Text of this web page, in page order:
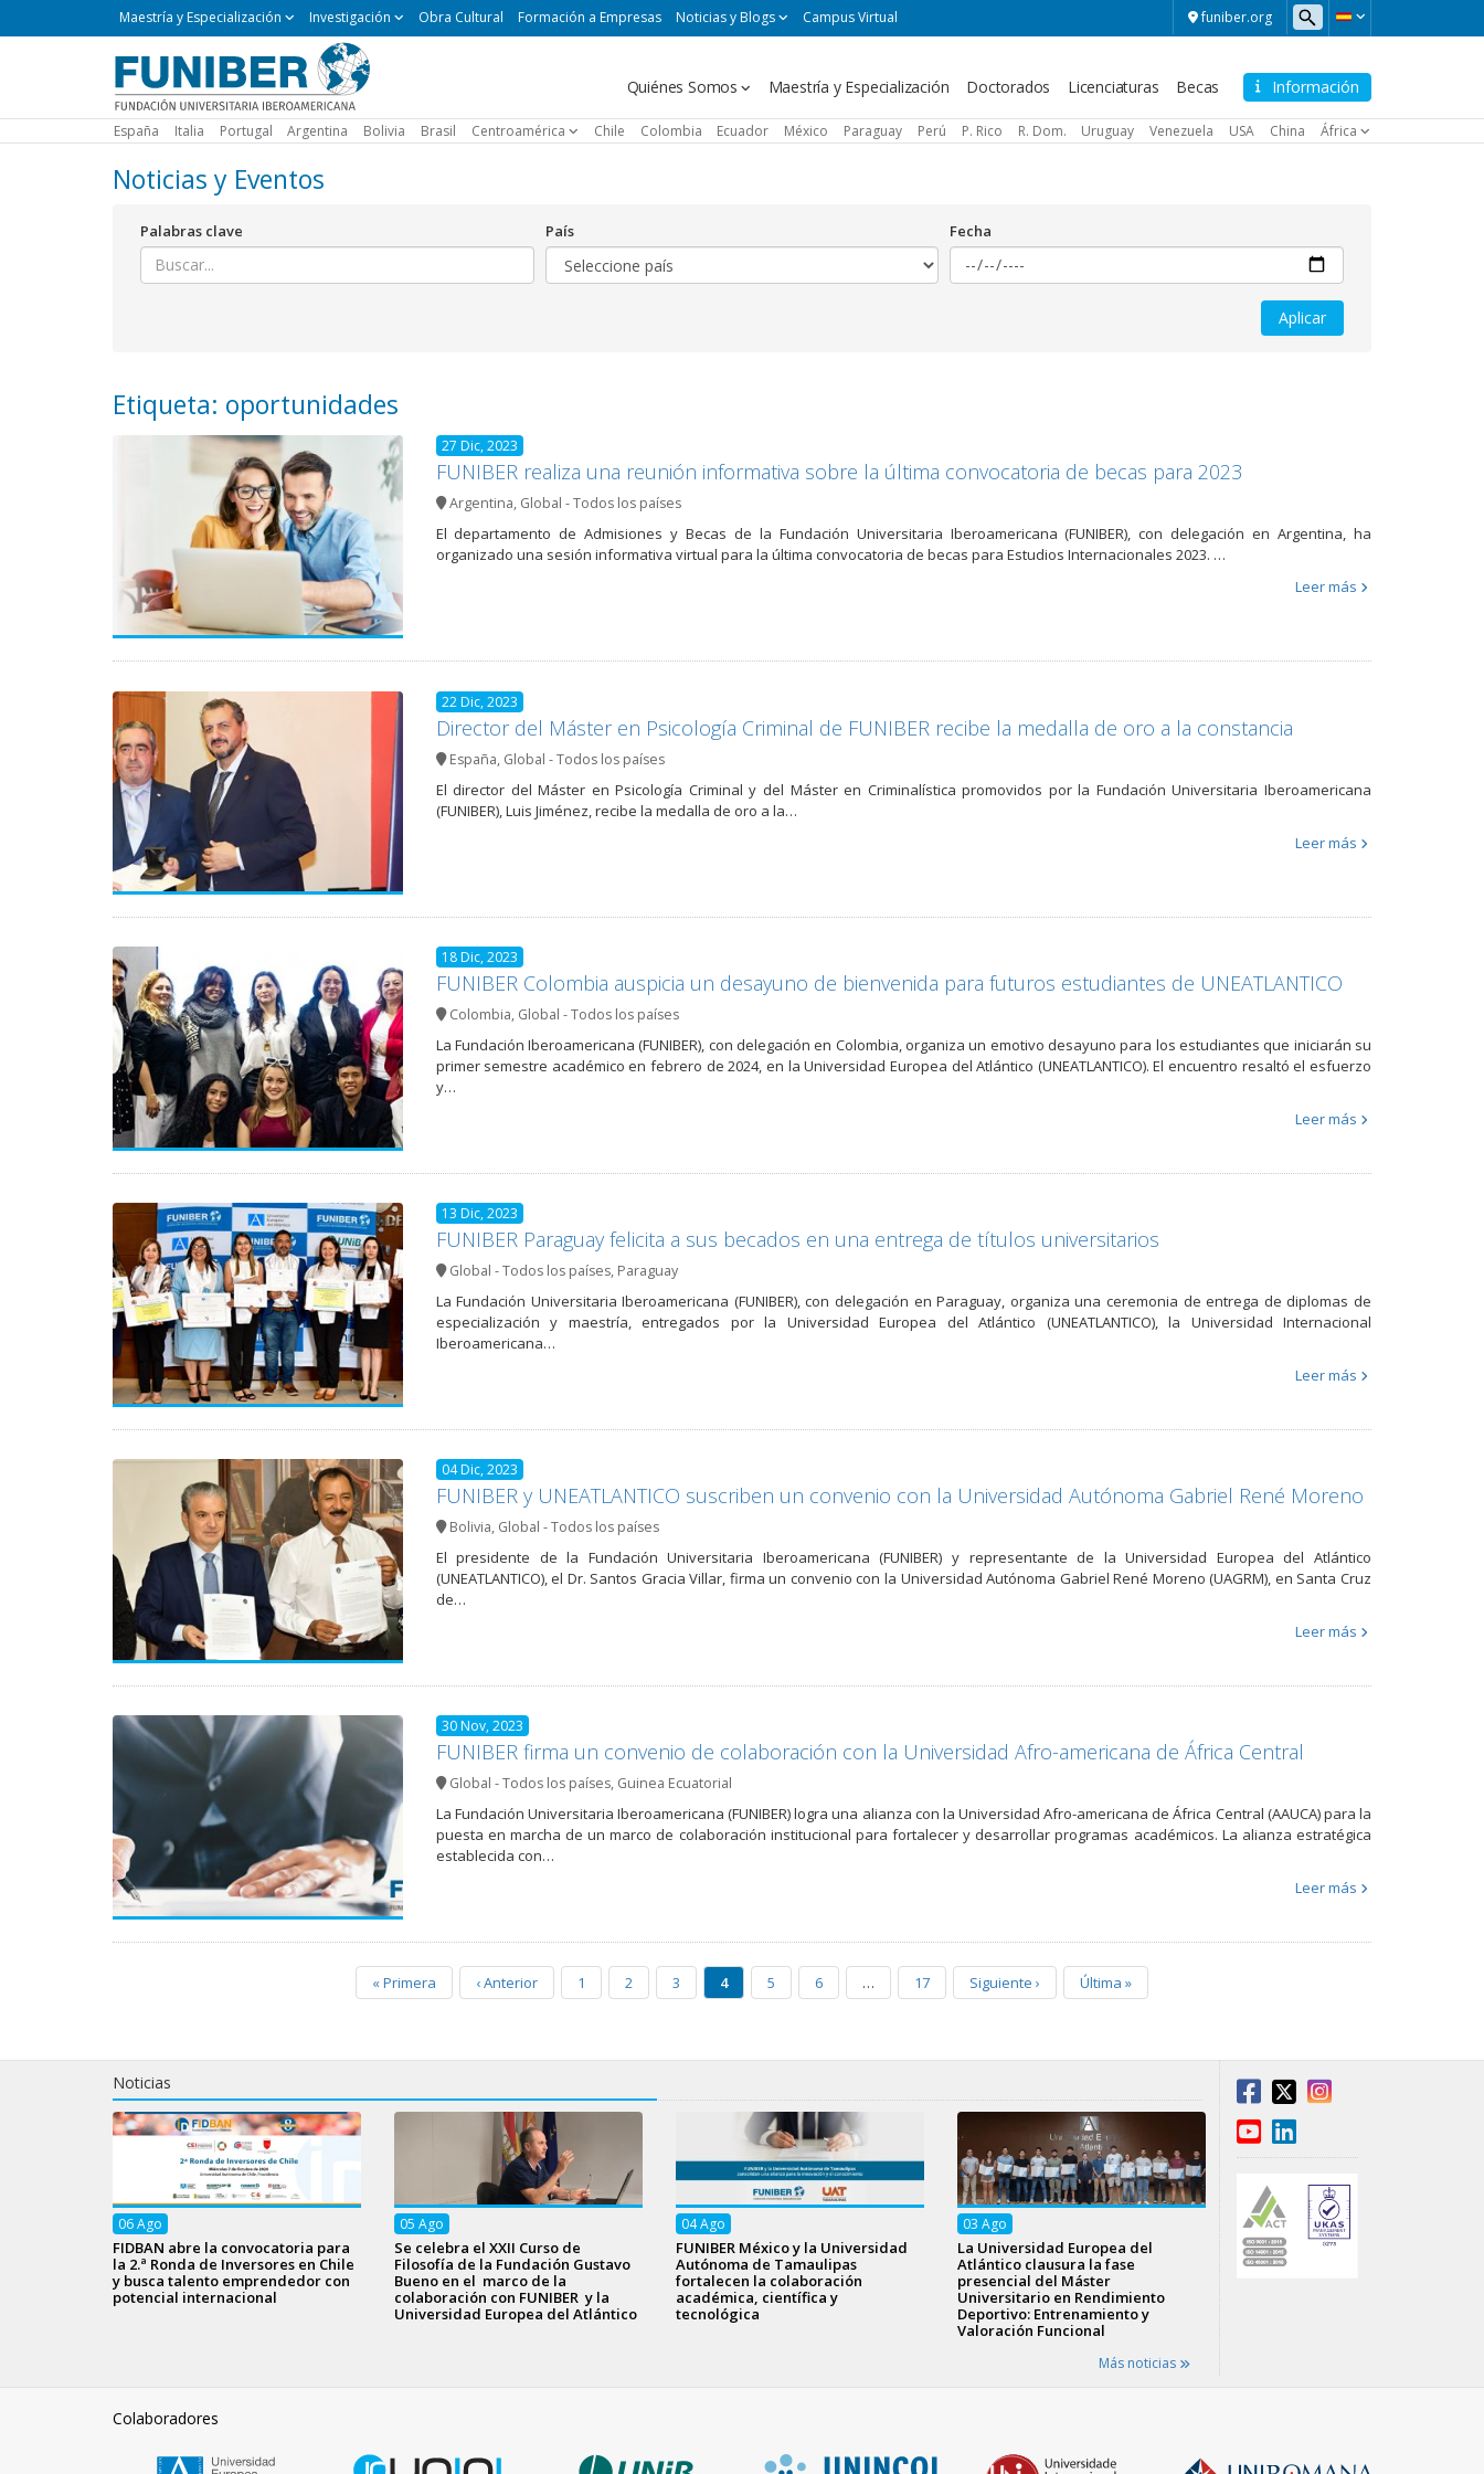
funiber.org
Maestría
Maestría y Especialización Investigación Obra Cultural Formación a Empresas Noticias y Blogs Campus Virtual
Información
Navegación
Quiénes Somos Maestría y Especialización Doctorados Licenciaturas Becas
España Italia Portugal Argentina Bolivia Brasil Centroamérica Chile Colombia Ecuador México Paraguay Perú P. Rico R. Dom. Uruguay Venezuela USA China África
Noticias y Eventos
Palabras clave País Fecha
Etiqueta: oportunidades
27 Dic, 2023
FUNIBER realiza una reunión informativa sobre la última convocatoria de becas para 2023
Argentina, Global - Todos los países
El departamento de Admisiones y Becas de la Fundación Universitaria Iberoamericana (FUNIBER), con delegación en Argentina, ha
organizado una sesión informativa virtual para la última convocatoria de becas para Estudios Internacionales 2023. …
Leer más
22 Dic, 2023
Director del Máster en Psicología Criminal de FUNIBER recibe la medalla de oro a la constancia
España, Global - Todos los países
El director del Máster en Psicología Criminal y del Máster en Criminalística promovidos por la Fundación Universitaria Iberoamericana
(FUNIBER), Luis Jiménez, recibe la medalla de oro a la…
Leer más
18 Dic, 2023
FUNIBER Colombia auspicia un desayuno de bienvenida para futuros estudiantes de UNEATLANTICO
Colombia, Global - Todos los países
La Fundación Iberoamericana (FUNIBER), con delegación en Colombia, organiza un emotivo desayuno para los estudiantes que iniciarán su
primer semestre académico en febrero de 2024, en la Universidad Europea del Atlántico (UNEATLANTICO). El encuentro resaltó el esfuerzo
y…
Leer más
13 Dic, 2023
FUNIBER Paraguay felicita a sus becados en una entrega de títulos universitarios
Global - Todos los países, Paraguay
La Fundación Universitaria Iberoamericana (FUNIBER), con delegación en Paraguay, organiza una ceremonia de entrega de diplomas de
especialización y maestría, entregados por la Universidad Europea del Atlántico (UNEATLANTICO), la Universidad Internacional
Iberoamericana…
Leer más
04 Dic, 2023
FUNIBER y UNEATLANTICO suscriben un convenio con la Universidad Autónoma Gabriel René Moreno
Bolivia, Global - Todos los países
El presidente de la Fundación Universitaria Iberoamericana (FUNIBER) y representante de la Universidad Europea del Atlántico
(UNEATLANTICO), el Dr. Santos Gracia Villar, firma un convenio con la Universidad Autónoma Gabriel René Moreno (UAGRM), en Santa Cruz
de…
Leer más
30 Nov, 2023
FUNIBER firma un convenio de colaboración con la Universidad Afro-americana de África Central
Global - Todos los países, Guinea Ecuatorial
La Fundación Universitaria Iberoamericana (FUNIBER) logra una alianza con la Universidad Afro-americana de África Central (AAUCA) para la
puesta en marcha de un marco de colaboración institucional para fortalecer y desarrollar programas académicos. La alianza estratégica
establecida con…
Leer más
«Primera ‹Anterior 1 2 3 4 5 6 … 17 Siguiente › Última »
Noticias
06Ago
FIDBAN abre la convocatoria para
la 2.ª Ronda de Inversores en Chile
y busca talento emprendedor con
potencial internacional
05 Ago
Se celebra el XXII Curso de
Filosofía de la Fundación Gustavo
Bueno en el marco de la
colaboración con FUNIBER y la
Universidad Europea del Atlántico
04Ago
FUNIBER México y la Universidad
Autónoma de Tamaulipas
fortalecen la colaboración
académica, científica y
tecnológica
03 Ago
La Universidad Europea del
Atlántico clausura la fase
presencial del Máster
Universitario en Rendimiento
Deportivo: Entrenamiento y
Valoración Funcional
Más noticias
Colaboradores